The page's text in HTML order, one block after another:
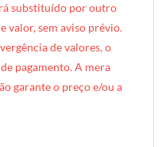
substituído por outro
valor, sem aviso prévio.
de valores, o
pagamento. A mera
garante o preço e/ou a